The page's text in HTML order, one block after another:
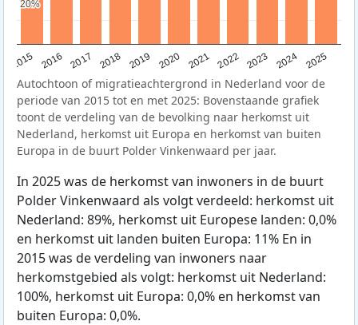
2015 2016 2017 2018 2019 2020 2021 2022 2023 2024 2025
20%
20%
Autochtoon of migratieachtergrond in Nederland voor de
periode van 2015 tot en met 2025: Bovenstaande grafiek
toont de verdeling van de bevolking naar herkomst uit
Nederland, herkomst uit Europa en herkomst van buiten
Europa in de buurt Polder Vinkenwaard per jaar.
In 2025 was de herkomst van inwoners in de buurt
Polder Vinkenwaard als volgt verdeeld: herkomst uit
Nederland: 89%, herkomst uit Europese landen: 0,0%
en herkomst uit landen buiten Europa: 11% En in
2015 was de verdeling van inwoners naar
herkomstgebied als volgt: herkomst uit Nederland:
100%, herkomst uit Europa: 0,0% en herkomst van
buiten Europa: 0,0%.